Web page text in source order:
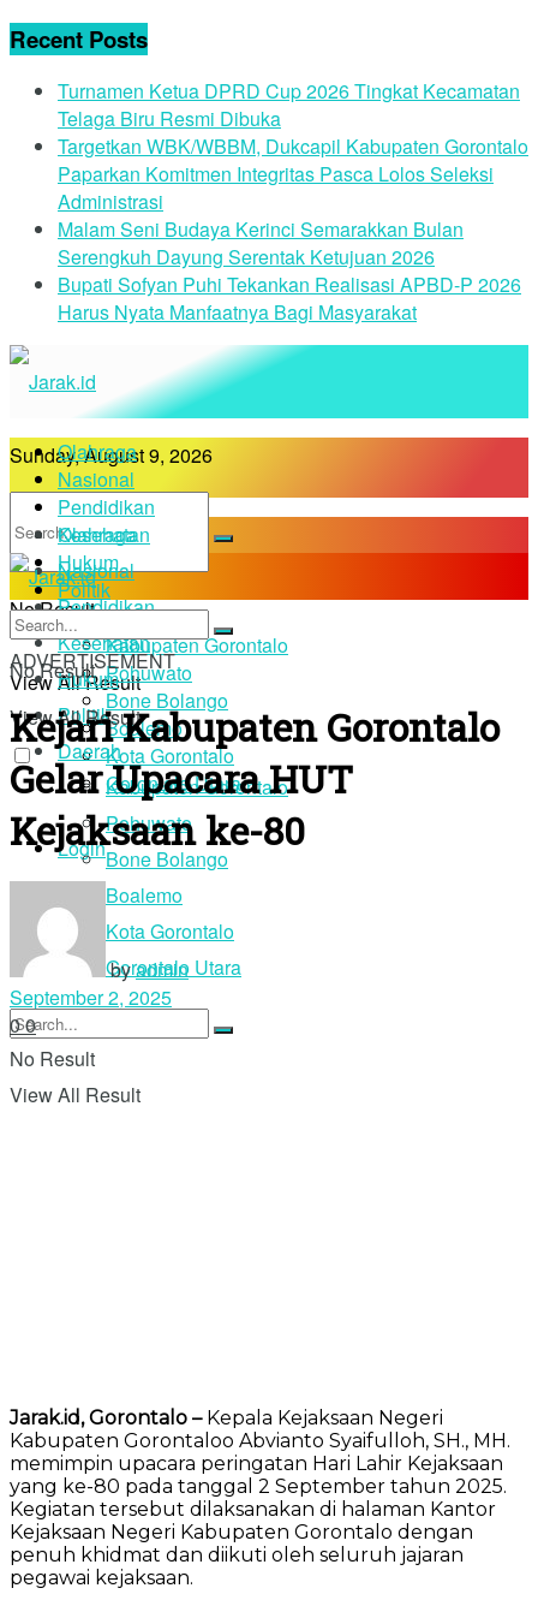
Recent Posts
Turnamen Ketua DPRD Cup 2026 Tingkat Kecamatan
Telaga Biru Resmi Dibuka
Targetkan WBK/WBBM, Dukcapil Kabupaten Gorontalo
Paparkan Komitmen Integritas Pasca Lolos Seleksi
Administrasi
Malam Seni Budaya Kerinci Semarakkan Bulan
Serengkuh Dayung Serentak Ketujuan 2026
Bupati Sofyan Puhi Tekankan Realisasi APBD-P 2026
Harus Nyata Manfaatnya Bagi Masyarakat
Sunday, August 9, 2026
No Result
View All Result
Login
Olahraga
Nasional
Pendidikan
Kesehatan
Hukum
Politik
Daerah
Kabupaten Gorontalo
Pohuwato
Bone Bolango
Boalemo
Kota Gorontalo
Gorontalo Utara
Olahraga
Nasional
Pendidikan
Kesehatan
Hukum
Politik
Daerah
Kabupaten Gorontalo
Pohuwato
Bone Bolango
Boalemo
Kota Gorontalo
Gorontalo Utara
No Result
View All Result
No Result
View All Result
ADVERTISEMENT
Kejari Kabupaten Gorontalo
Gelar Upacara HUT
Kejaksaan ke-80
byadmin
September 2, 2025
00
Jarak.id, Gorontalo –Kepala Kejaksaan Negeri
Kabupaten Gorontaloo Abvianto Syaifulloh, SH., MH.
memimpin upacara peringatan Hari Lahir Kejaksaan
yang ke-80 pada tanggal 2 September tahun 2025.
Kegiatan tersebut dilaksanakan di halaman Kantor
Kejaksaan Negeri Kabupaten Gorontalo dengan
penuh khidmat dan diikuti oleh seluruh jajaran
pegawai kejaksaan.